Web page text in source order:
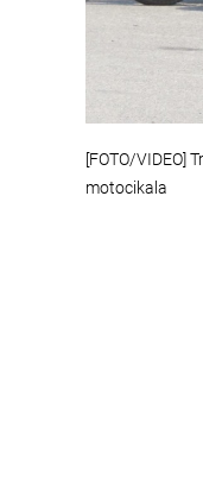
[FOTO/VIDEO]
motocikala